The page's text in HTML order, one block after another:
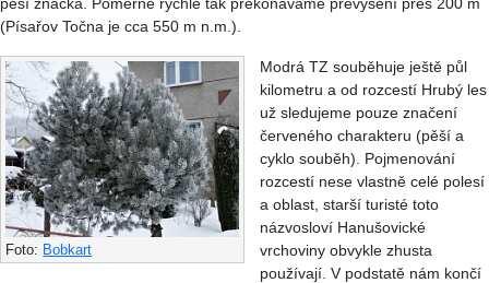
(Písařov Točna je cca 550 m n.m.).
Foto: Bobkart
Modrá TZ souběhuje ještě půl
kilometru a od rozcestí Hrubý les
už sledujeme pouze značení
červeného charakteru (pěší a
cyklo souběh). Pojmenování
rozcestí nese vlastně celé polesí
a oblast, starší turisté toto
názvosloví Hanušovické
vrchoviny obvykle zhusta
používají. V podstatě nám končí